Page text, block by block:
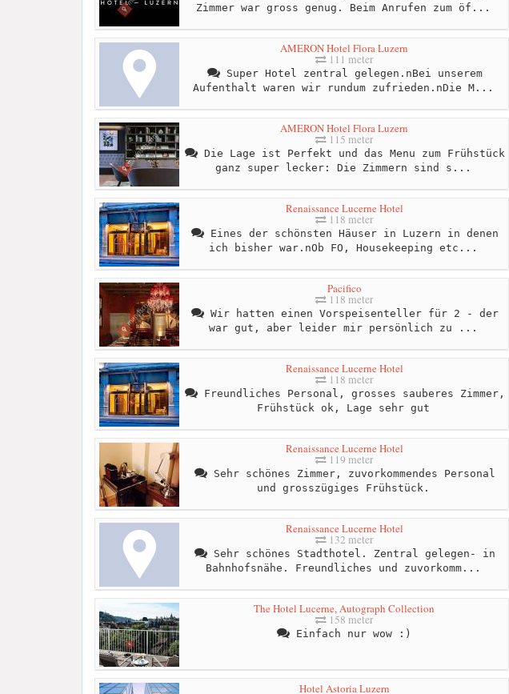
Zimmer war gross genug. Beim Anrufen zum öf...
AMERON Hotel Flora Luzern
111 meter
Super Hotel zentral gelegen.nBei unserem
Aufenthalt waren wir rundum zufrieden.nDie M...
AMERON Hotel Flora Luzern
115 meter
Die Lage ist Perfekt und das Menu zum Frühstück
ganz super lecker: Die Zimmern sind s...
Renaissance Lucerne Hotel
118 meter
Eines der schönsten Häuser in Luzern in denen
ich bisher war.nOb FO, Housekeeping etc...
Pacifico
118 meter
Wir hatten einen Vorspeisenteller für 2 - der
war gut, aber leider mir persönlich zu ...
Renaissance Lucerne Hotel
118 meter
Freundliches Personal, grosses sauberes Zimmer,
Frühstück ok, Lage sehr gut
Renaissance Lucerne Hotel
119 meter
Sehr schönes Zimmer, zuvorkommendes Personal
und grosszügiges Frühstück.
Renaissance Lucerne Hotel
132 meter
Sehr schönes Stadthotel. Zentral gelegen- in
Bahnhofsnähe. Freundliches und zuvorkomm...
The Hotel Lucerne, Autograph Collection
158 meter
Einfach nur wow :)
Hotel Astoria Luzern